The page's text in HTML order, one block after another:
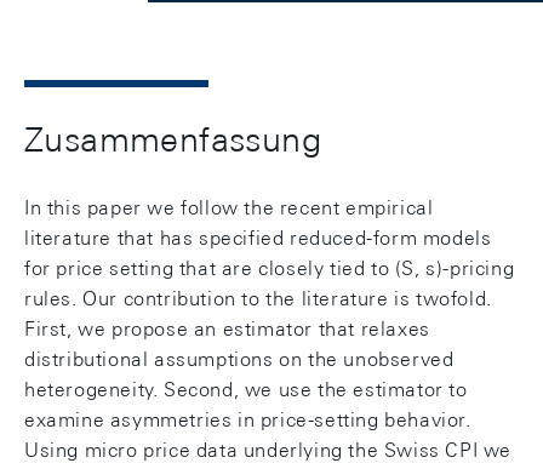
Zusammenfassung
In this paper we follow the recent empirical
literature that has specified reduced-form models
for price setting that are closely tied to (S, s)-pricing
rules. Our contribution to the literature is twofold.
First, we propose an estimator that relaxes
distributional assumptions on the unobserved
heterogeneity. Second, we use the estimator to
examine asymmetries in price-setting behavior.
Using micro price data underlying the Swiss CPI we